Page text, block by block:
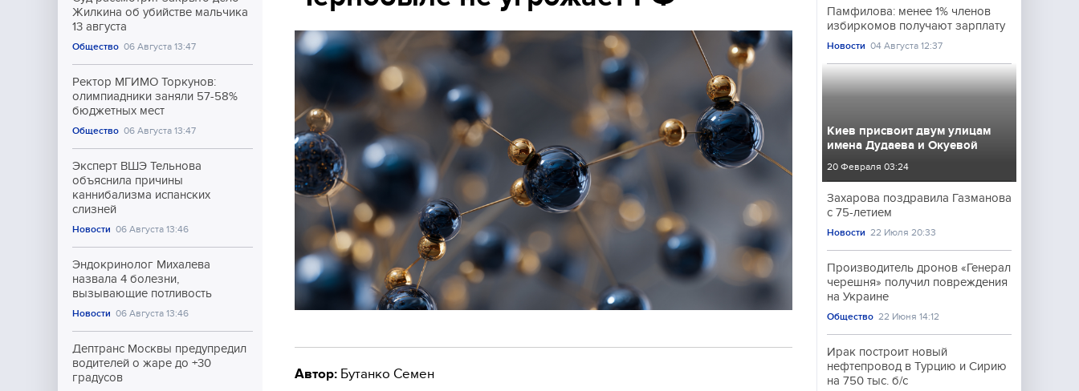
Жилкина об убийстве мальчика
13 августа
Общество 06 Августа 13:47
Ректор МГИМО Торкунов:
олимпиадники заняли 57-58%
бюджетных мест
Общество 06 Августа 13:47
Эксперт ВШЭ Тельнова
объяснила причины
каннибализма испанских
слизней
Новости 06 Августа 13:46
Эндокринолог Михалева
назвала 4 болезни,
вызывающие потливость
Новости 06 Августа 13:46
Дептранс Москвы предупредил
водителей о жаре до +30
градусов
Автор: Бутанко Семен
Памфилова: менее 1% членов
избиркомов получают зарплату
Новости 04 Августа 12:37
Киев присвоит двум улицам
имена Дудаева и Окуевой
20 Февраля 03:24
Захарова поздравила Газманова
с 75-летием
Новости 22 Июля 20:33
Производитель дронов «Генерал
черешня» получил повреждения
на Украине
Общество 22 Июня 14:12
Ирак построит новый
нефтепровод в Турцию и Сирию
на 750 тыс. б/с